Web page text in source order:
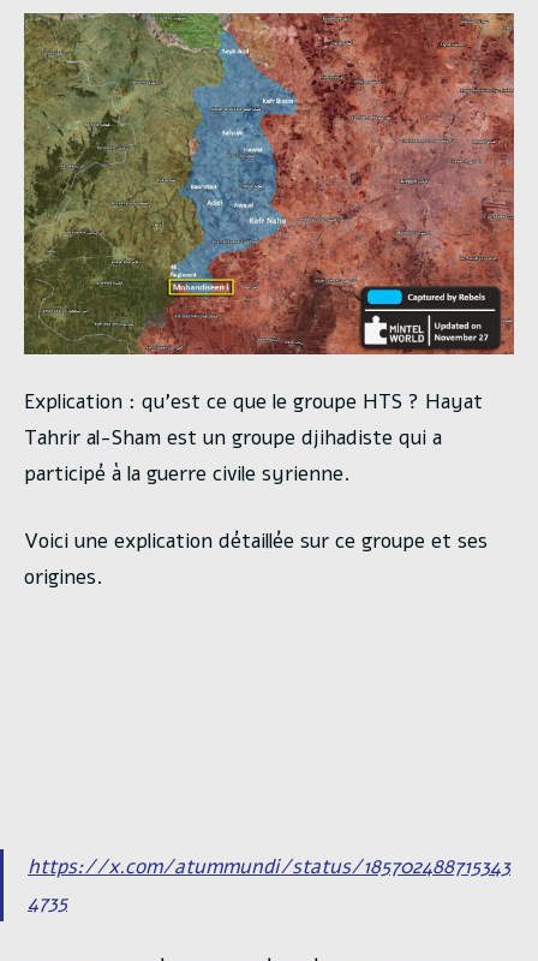
Explication : qu’est ce que le groupe HTS ? Hayat
Tahrir al-Sham est un groupe djihadiste qui a
participé à la guerre civile syrienne.
Voici une explication détaillée sur ce groupe et ses
origines.
https://x.com/atummundi/status/185702488715343
4735